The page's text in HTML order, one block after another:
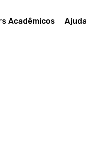
Acadêmicos Ajuda
Design e